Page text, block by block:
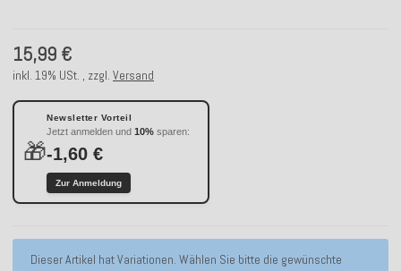
15,99 €
inkl. 19% USt. , zzgl. Versand
🎁
Newsletter Vorteil
Jetzt anmelden und 10% sparen:
-1,60 €
Zur Anmeldung
xDieser Artikel hat Variationen. Wählen Sie bitte die gewünschte